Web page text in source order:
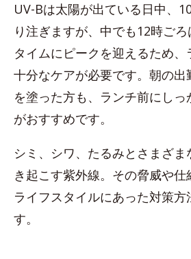
UV-Bは太陽が出ている日中、
り注ぎますが、中でも12時ご
タイムにピークを迎えるため
十分なケアが必要です。朝の出
を塗った方も、ランチ前にし
がおすすめです。
シミ、シワ、たるみとさまざま
き起こす紫外線。その脅威や
ライフスタイルにあった対策方
す。